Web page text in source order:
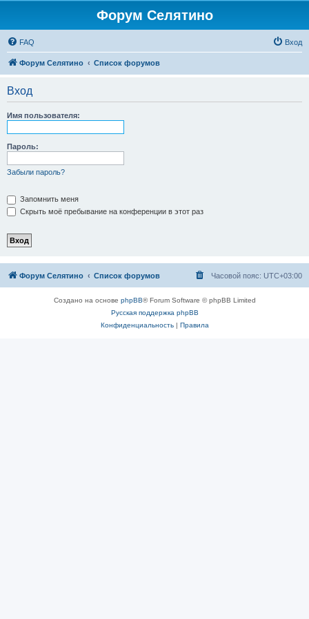
Форум Селятино
FAQ Вход
Форум Селятино Список форумов
Вход
Имя пользователя:
Пароль:
Забыли пароль?
Запомнить меня
Скрыть моё пребывание на конференции в этот раз
Форум Селятино Список форумов Часовой пояс: UTC+03:00
Создано на основе phpBB® Forum Software © phpBB Limited
Русская поддержка phpBB
Конфиденциальность| Правила